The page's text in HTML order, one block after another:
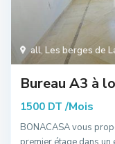
all, Les berges de
Bureau A3 à
1500 DT /Mois
BONACASA vous